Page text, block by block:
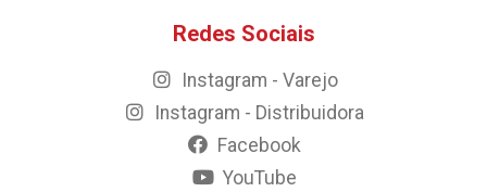
Redes Sociais
Instagram - Varejo
Instagram - Distribuidora
Facebook
YouTube